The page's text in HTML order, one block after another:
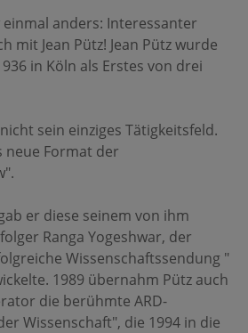
anders: Interessanter
mit Jean Pütz! Jean Pütz wurde
in Köln als Erstes von drei
sein einziges Tätigkeitsfeld.
neue Format der
er diese seinem von ihm
Ranga Yogeshwar, der
Wissenschaftssendung "
1989 übernahm Pütz auch
die berühmte ARD-
Wissenschaft", die 1994 in die